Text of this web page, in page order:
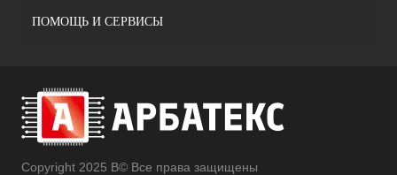
ПОМОЩЬ И СЕРВИСЫ
Copyright 2025 В© Все права защищены